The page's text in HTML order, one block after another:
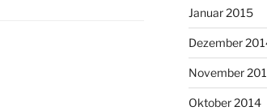
Januar 2015
Dezember
November
Oktober 2014